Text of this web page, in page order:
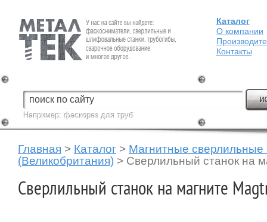
Fein — Профессиональный электроинструмент для обработки
металла.
Каталог
О компании
Контакты
Например:фаскорез для труб
Главная > Каталог > Магнитные сверлильные
(Великобритания) > Сверлильный станок на
Сверлильный станок на магните